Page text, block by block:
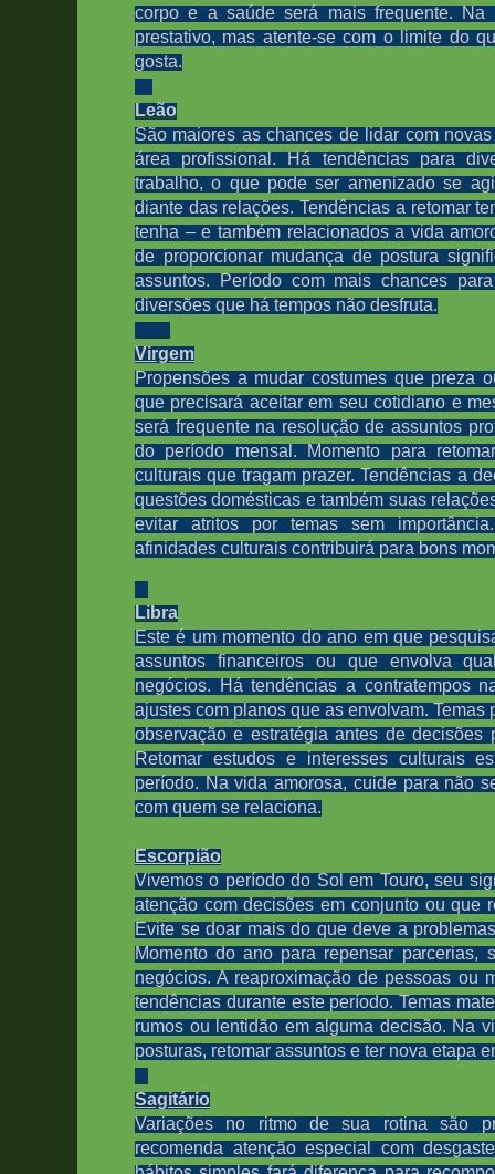
corpo e a saúde será mais frequente. Na
prestativo, mas atente-se com o limite do
gosta.
Leão
São maiores as chances de lidar com
área profissional. Há tendências para
trabalho, o que pode ser amenizado se
diante das relações.Tendências a retomar
tenha – e também relacionados a vida
de proporcionar mudança de postura
assuntos. Período com mais chances
diversões que há tempos não desfruta.
Virgem
Propensões a mudar costumes que preza
que precisará aceitar em seu cotidiano e
será frequente na resolução de assuntos
do período mensal. Momento para
culturais que tragam prazer.Tendências a
questões domésticas e também suas
evitar atritos por temas sem
afinidades culturais contribuirá para bons
Libra
Este é um momento do ano em que
assuntos financeiros ou que envolva
negócios. Há tendências a contratempos
ajustes com planos que as envolvam.Temas
observação e estratégia antes de decisões
Retomar estudos e interesses culturais
período. Na vida amorosa, cuide para não
com quem se relaciona.
Escorpião
Vivemos o período do Sol em Touro, seu
atenção com decisões em conjunto ou que
Evite se doar mais do que deve a
Momento do ano para repensar parcerias,
negócios. A reaproximação de pessoas ou
tendências durante este período. Temas
rumos ou lentidão em alguma decisão. Na
posturas, retomar assuntos e ter nova etapa
Sagitário
Variações no ritmo de sua rotina são
recomenda atenção especial com